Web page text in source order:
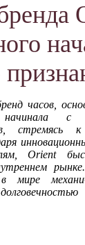
часов,
с
стремясь
Orient
мире